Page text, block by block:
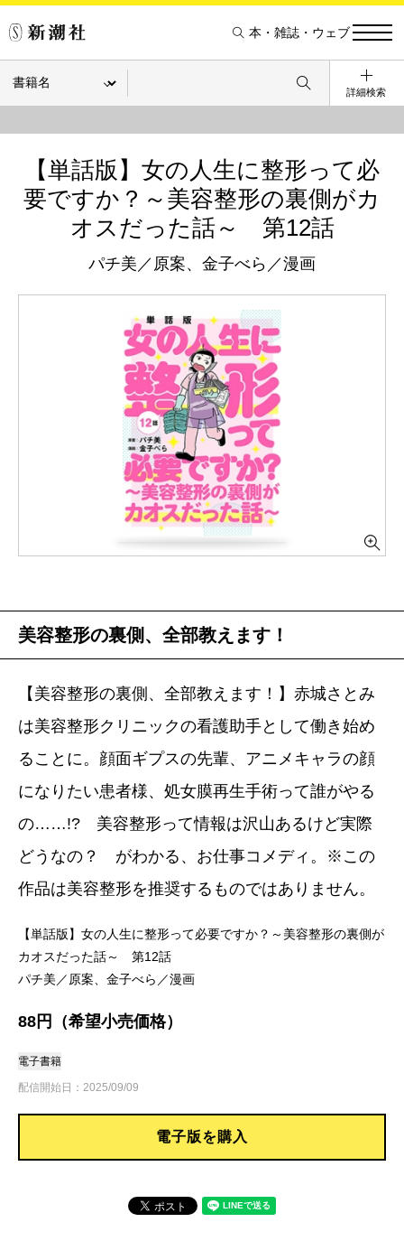
本・雑誌・ウェブ
詳細検索
【単話版】女の人生に整形って必
要ですか？～美容整形の裏側がカ
オスだった話～ 第12話
パチ美／原案、金子べら／漫画
美容整形の裏側、全部教えます！
【美容整形の裏側、全部教えます！】赤城さとみ
は美容整形クリニックの看護助手として働き始め
ることに。顔面ギプスの先輩、アニメキャラの顔
になりたい患者様、処女膜再生手術って誰がやる
の……!? 美容整形って情報は沢山あるけど実際
どうなの？ がわかる、お仕事コメディ。※この
作品は美容整形を推奨するものではありません。
【単話版】女の人生に整形って必要ですか？～美容整形の裏側が
カオスだった話～ 第12話
パチ美／原案、金子べら／漫画
88円（希望小売価格）
電子書籍
配信開始日：2025/09/09
電子版を購入